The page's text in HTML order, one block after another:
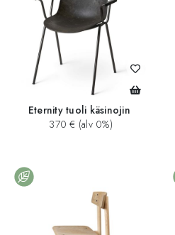
Eternity tuoli käsinojin
370 € (alv 0%)